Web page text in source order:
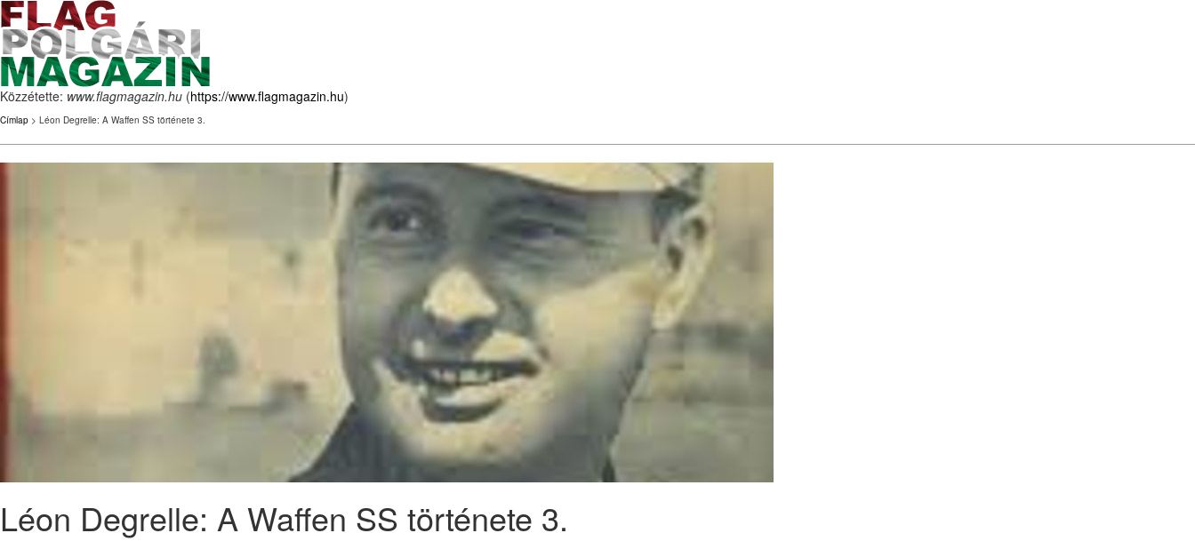
Közzétette: www.flagmagazin.hu (https://www.flagmagazin.hu)
Címlap > Léon Degrelle: A Waffen SS története 3.
Léon Degrelle: A Waffen SS története 3.